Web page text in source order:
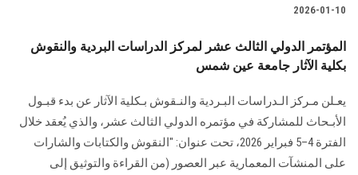
2026-01-10
المؤتمر الدولي الثالث عشر لمركز الدراسات البردية والنقوش
بكلية الآثار جامعة عين شمس
يعـلن مـركز الـدراسات البـردية والنـقوش بـكلية الآثار عن بدء قبـول
الأبـحاث للمشاركة في مؤتمره الدولي الثالث عشر، والذي يُعقد خلال
الفترة 4–5 فبراير 2026، تحت عنوان: "النقوش والكتابات والشارات
على المنشآت المعمارية عبر العصور (من القراءة والتوثيق إلى